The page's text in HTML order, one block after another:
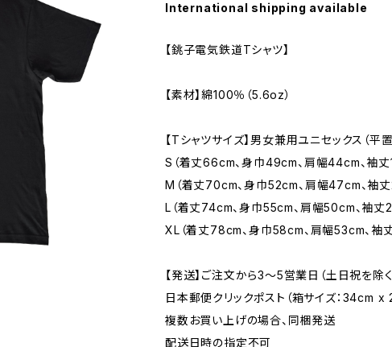
International shipping available
【銚子電気鉄道Tシャツ】
【素材】綿100％（5.6oz）
【Tシャツサイズ】男女兼用ユニセックス（平置
S（着丈66cm、身巾49cm、肩幅44cm、袖丈
M（着丈70cm、身巾52cm、肩幅47cm、袖丈
L（着丈74cm、身巾55cm、肩幅50cm、袖丈
XL（着丈78cm、身巾58cm、肩幅53cm、袖
【発送】ご注文から3〜5営業日（土日祝を除く
日本郵便クリックポスト（箱サイズ：34cm x
複数お買い上げの場合、同梱発送
配送日時の指定不可